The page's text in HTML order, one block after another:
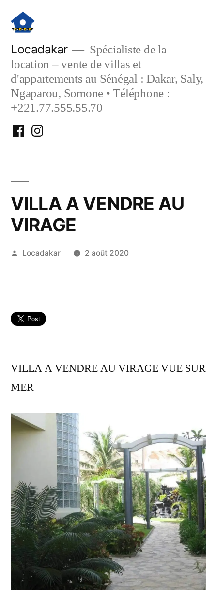
contenu
Locadakar
Spécialiste de la
location – vente de villas et
d'appartements au Sénégal : Dakar, Saly,
Ngaparou, Somone • Téléphone :
+221.77.555.55.70
FacebookInstagram
VILLA A VENDRE AU
VIRAGE
Publié
Locadakar 2 août 2020
VILLA A VENDRE AU VIRAGE VUE SUR
MER